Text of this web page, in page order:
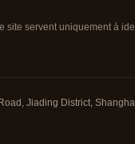
site servent uniquement à
Jiading District,